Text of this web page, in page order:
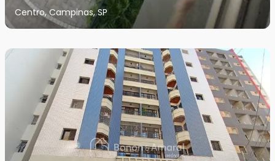
Centro, Campinas, SP